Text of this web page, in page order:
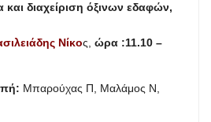
και διαχείριση όξινων εδαφών,
Νίκος, ώρα :11.10 –
Μπαρούχας Π, Μαλάμος Ν,